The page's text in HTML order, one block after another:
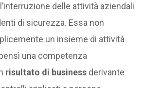
delle attività aziendali
di sicurezza. Essa non
un insieme di attività
una competenza
risultato di business derivante